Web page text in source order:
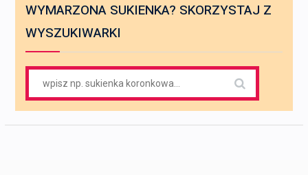
WYMARZONA SUKIENKA? SKORZYSTAJ Z
WYSZUKIWARKI
for: